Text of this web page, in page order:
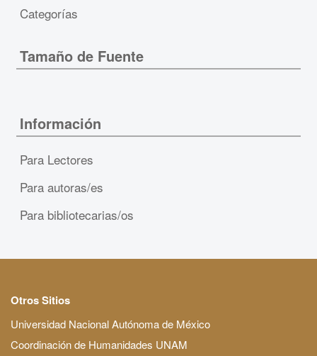
Categorías
Tamaño de Fuente
Información
Para Lectores
Para autoras/es
Para bibliotecarias/os
Otros Sitios
Universidad Nacional Autónoma de México
Coordinación de Humanidades UNAM